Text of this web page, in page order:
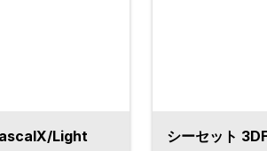
Light シーセット